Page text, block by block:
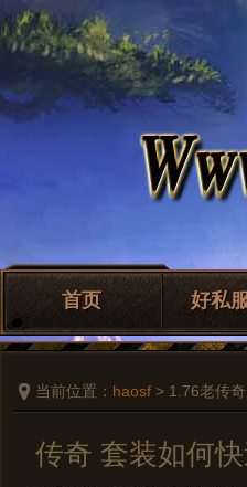
首页 好私
当前位置： haosf > 1.76老传奇
传奇 套装如何